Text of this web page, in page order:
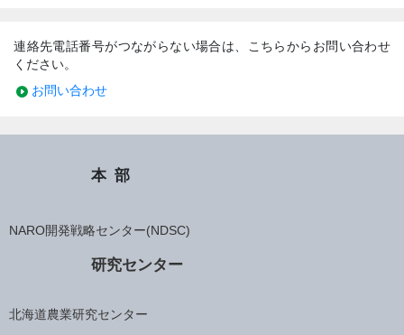
連絡先電話番号がつながらない場合は、こちらからお問い合わせ
ください。
お問い合わせ
本部
NARO開発戦略センター(NDSC)
研究センター
北海道農業研究センター